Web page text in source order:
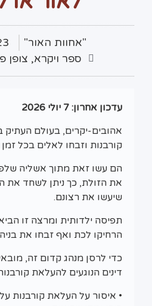
"אחוות האור"
ספר ויקרא, צופן
עדכון אחרון: 7 יולי 2026
אהובים-יקרים, בעולם העתיק
קורבנות וזבחו לאלים בכל
הם עשו זאת מתוך אשליה
את הזולת, כך ניתן לשחד את
שיעשו את רצונם.
תפיסה ילדותית ומרצה זו
הרחיקו לכת ואף זבחו את
כדי לרסן מנהג קדום זה,
דינים הנוגעים להעלאת
• איסור על העלאת קורבנות